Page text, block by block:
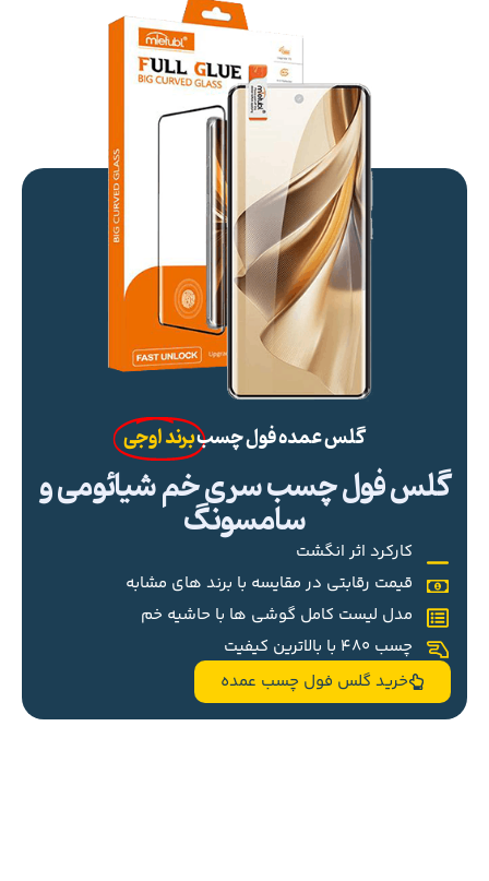
گلس عمده فول چسببرند اوجی
گلس فول چسب سری خم شیائومی و
سامسونگ
کارکرد اثر انگشت
قیمت رقابتی در مقایسه با برند های مشابه
مدل لیست کامل گوشی ها با حاشیه خم
چسب 480 با بالاترین کیفیت
خرید گلس فول چسب عمده